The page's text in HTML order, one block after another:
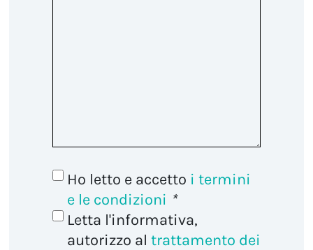
Ho letto e accetto i termini
e le condizioni *
Letta l'informativa,
autorizzo al trattamento dei